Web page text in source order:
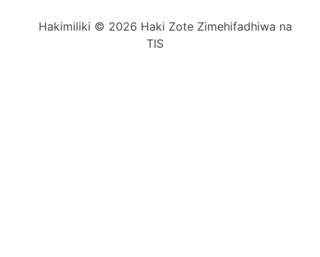
Hakimiliki © 2026 Haki Zote Zimehifadhiwa na
TIS